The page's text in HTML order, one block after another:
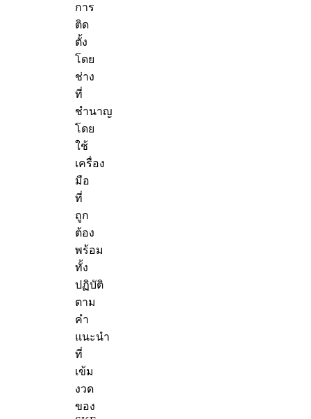
การ
ติด
ตั้ง
โดย
ช่าง
ที่
ชำนาญ
โดย
ใช้
เครื่อง
มือ
ที่
ถูก
ต้อง
พร้อม
ทั้ง
ปฏิบัติ
ตาม
คำ
แนะนำ
ที่
เข้ม
งวด
ของ